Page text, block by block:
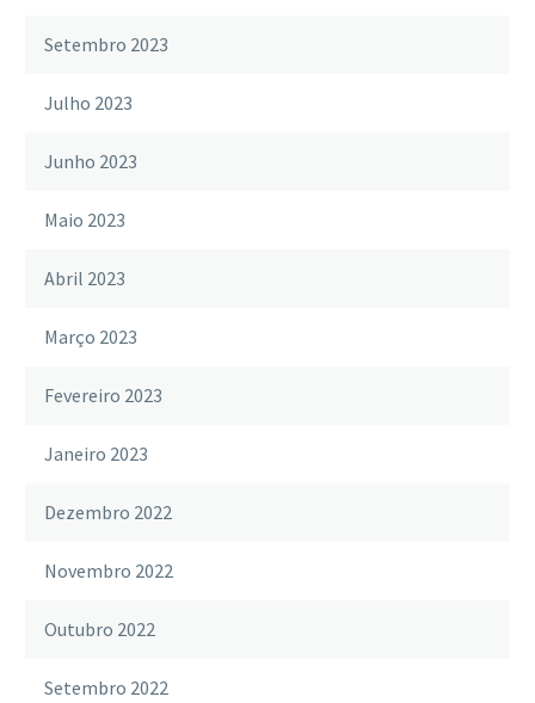
Setembro 2023
Julho 2023
Junho 2023
Maio 2023
Abril 2023
Março 2023
Fevereiro 2023
Janeiro 2023
Dezembro 2022
Novembro 2022
Outubro 2022
Setembro 2022